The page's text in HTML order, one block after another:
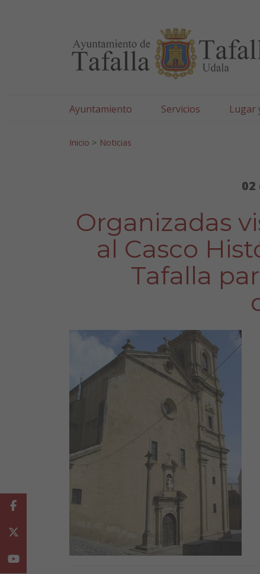
Ayuntamiento Servicios Lugar
Inicio > Noticias
02
Organizadas
al Casco
Tafalla
Facebook
Youtube